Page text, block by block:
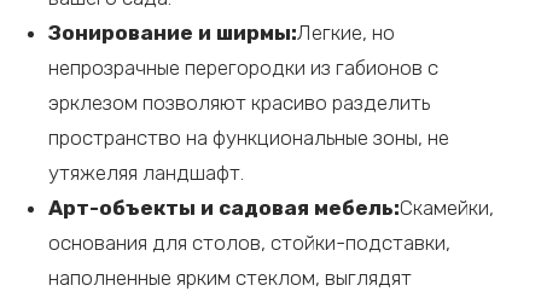
Зонирование и ширмы:Легкие, но
непрозрачные перегородки из габионов с
эрклезом позволяют красиво разделить
пространство на функциональные зоны, не
утяжеляя ландшафт.
Арт-объекты и садовая мебель:Скамейки,
основания для столов, стойки-подставки,
наполненные ярким стеклом, выглядят